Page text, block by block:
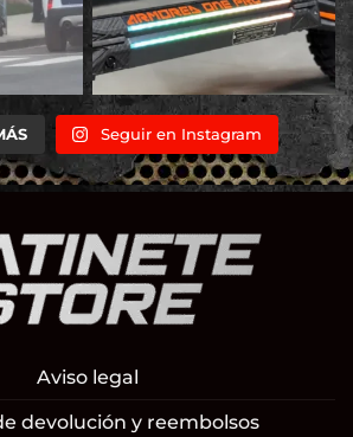
Seguir en Instagram
Aviso legal
devolución y reembolsos